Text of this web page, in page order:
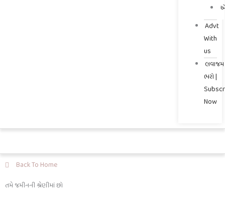
Advt
With
us
લવાજમ
ભરો |
Now
Back To Home
તમે જમીનની શ્રેણીમાં છો